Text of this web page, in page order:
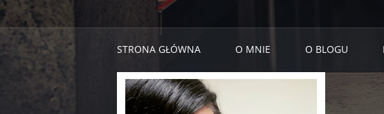
STRONA GŁÓWNA O MNIE O BLOGU